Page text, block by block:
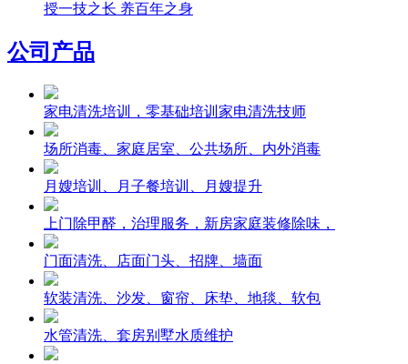
授一技之长 养百年之身
公司产品
家电清洗培训，零基础培训家电清洗技师
场所消毒、家庭居室、公共场所、内外消毒
月嫂培训、月子餐培训、月嫂提升
上门除甲醛，治理服务，新房家庭装修除味，
门面清洗、店面门头、招牌、墙面
软装清洗、沙发、窗帘、床垫、地毯、软包
水管清洗、套房别墅水质维护